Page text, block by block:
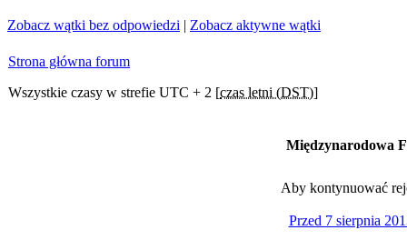
Zobacz wątki bez odpowiedzi | Zobacz aktywne wątki
Strona główna forum
Wszystkie czasy w strefie UTC + 2 [czas letni (DST)]
Międzynarodowa
Aby kontynuować
Przed 7 sierpnia